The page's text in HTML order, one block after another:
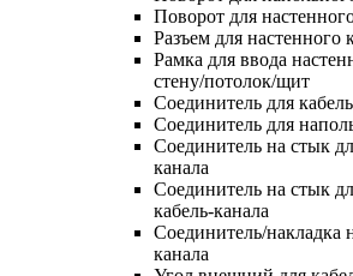
Поворот для
Разъем для настенного
Рамка для ввода
стену/потолок/щит
Соединитель для
Соединитель для
Соединитель на стык
канала
Соединитель на стык
кабель-канала
Соединитель/накладка
канала